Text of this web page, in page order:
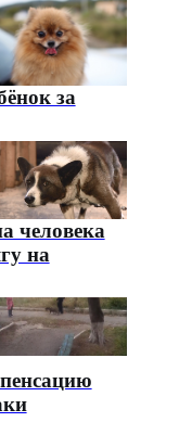
за
человека
на